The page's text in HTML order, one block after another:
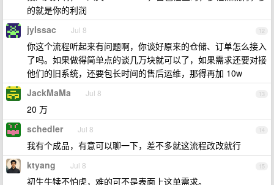
的就是你的利润
12
jyIssac Jul 8
你这个流程听起来有问题啊，你谈好原来的仓储、订单怎么接入
了吗。如果做得简单点的谈几万块就可以了，如果需求还要对接
他们的旧系统，还要包长时间的售后运维，那得再加 10w
13
JackMaMa Jul 8
20 万
14
schedler Jul 8
我有个成品，有意可以聊一下，差不多就这流程改改就行
15
ktyang Jul 8
初生牛犊不怕虎，难的可不是表面上这单需求。